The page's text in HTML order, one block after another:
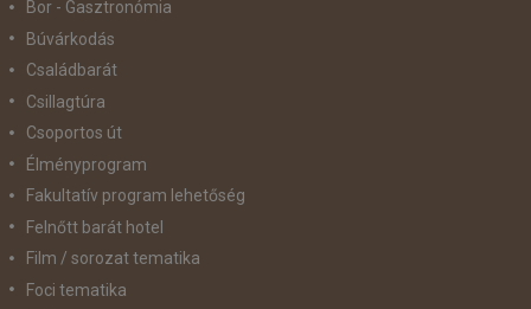
Bor - Gasztronómia
Búvárkodás
Családbarát
Csillagtúra
Csoportos út
Élményprogram
Fakultatív program lehetőség
Felnőtt barát hotel
Film / sorozat tematika
Foci tematika